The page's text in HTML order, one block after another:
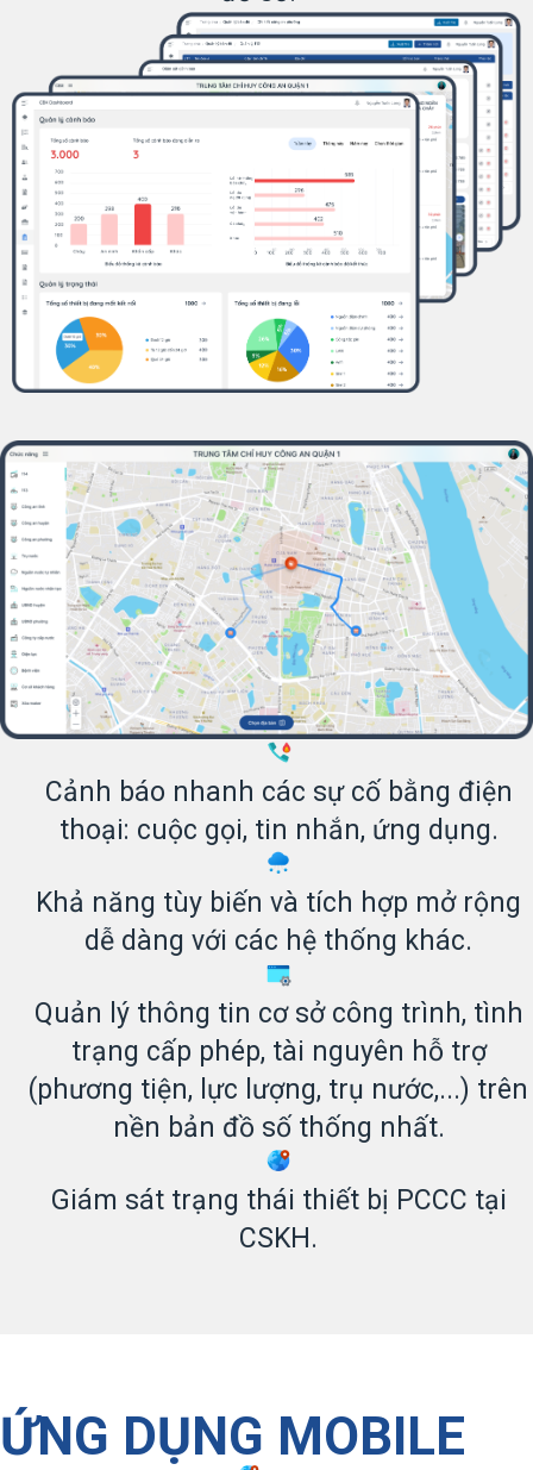
Cảnh báo nhanh các sự cố bằng điện
thoại: cuộc gọi, tin nhắn, ứng dụng.
Khả năng tùy biến và tích hợp mở rộng
dễ dàng với các hệ thống khác.
Quản lý thông tin cơ sở công trình, tình
trạng cấp phép, tài nguyên hỗ trợ
(phương tiện, lực lượng, trụ nước,...) trên
nền bản đồ số thống nhất.
Giám sát trạng thái thiết bị PCCC tại
CSKH.
ỨNG DỤNG MOBILE